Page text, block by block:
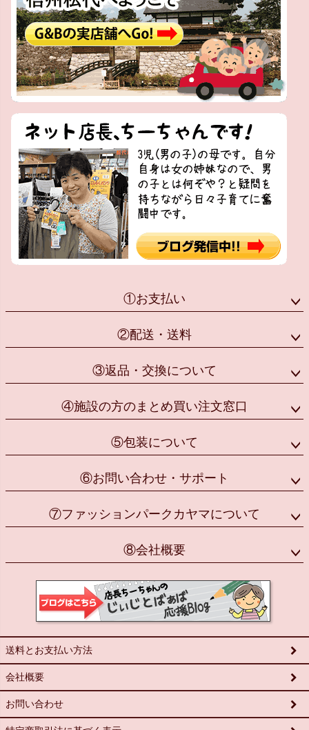
①お支払い
②配送・送料
③返品・交換について
④施設の方のまとめ買い注文窓口
⑤包装について
⑥お問い合わせ・サポート
⑦ファッションパークカヤマについて
⑧会社概要
送料とお支払い方法
会社概要
お問い合わせ